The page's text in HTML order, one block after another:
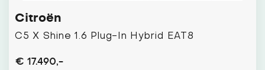
Citroën
C5 X Shine 1.6 Plug-In Hybrid EAT8
€ 17.490,-